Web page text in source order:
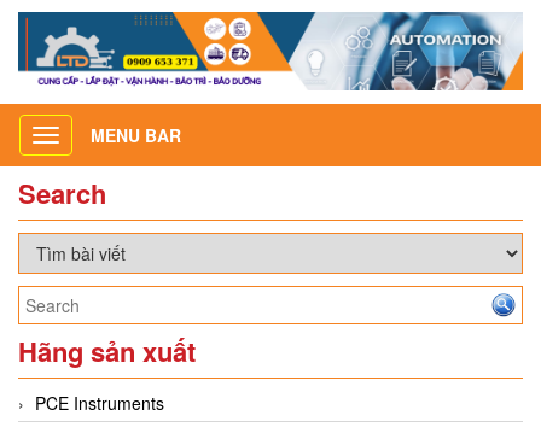
Toggle
navigation
MENU BAR
Search
Hãng sản xuất
PCE Instruments